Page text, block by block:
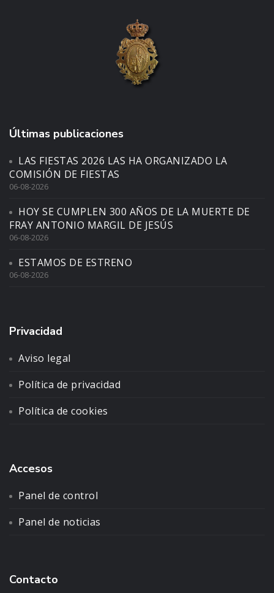
Últimas publicaciones
LAS FIESTAS 2026 LAS HA ORGANIZADO LA
COMISIÓN DE FIESTAS
06-08-2026
HOY SE CUMPLEN 300 AÑOS DE LA MUERTE DE
FRAY ANTONIO MARGIL DE JESÚS
06-08-2026
ESTAMOS DE ESTRENO
06-08-2026
Privacidad
Aviso legal
Política de privacidad
Política de cookies
Accesos
Panel de control
Panel de noticias
Contacto